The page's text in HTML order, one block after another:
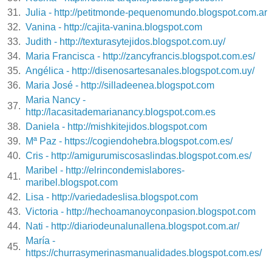
31. Julia - http://petitmonde-pequenomundo.blogspot.com.ar
32. Vanina - http://cajita-vanina.blogspot.com
33. Judith - http://texturasytejidos.blogspot.com.uy/
34.
Maria Francisca - http://zancyfrancis.blogspot.com.es/
35. Angélica - http://disenosartesanales.blogspot.com.uy/
36.
Maria José - http://silladeenea.blogspot.com
37.
Maria Nancy -
http://lacasitademarianancy.blogspot.com.es
38.
Daniela - http://mishkitejidos.blogspot.com
39.
Mª Paz - https://cogiendohebra.blogspot.com.es/
40. Cris - http://amigurumiscosaslindas.blogspot.com.es/
41.
Maribel - http://elrincondemislabores-
maribel.blogspot.com
42.
Lisa - http://variedadeslisa.blogspot.com
43. Victoria - http://hechoamanoyconpasion.blogspot.com
44.
Nati - http://diariodeunalunallena.blogspot.com.ar/
45.
María -
https://churrasymerinasmanualidades.blogspot.com.es/